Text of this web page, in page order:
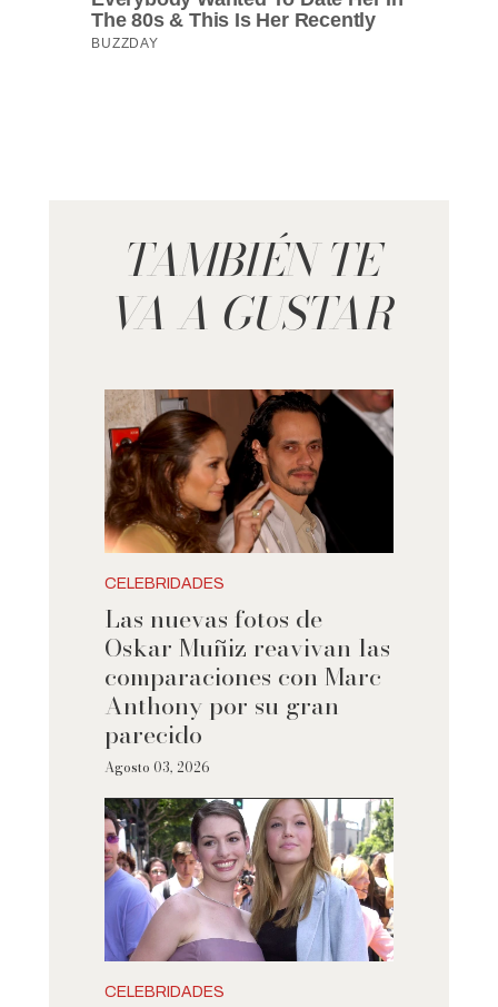
TAMBIÉN TE
VA A GUSTAR
CELEBRIDADES
Las nuevas fotos de
Oskar Muñiz reavivan las
comparaciones con Marc
Anthony por su gran
parecido
Agosto 03, 2026
CELEBRIDADES